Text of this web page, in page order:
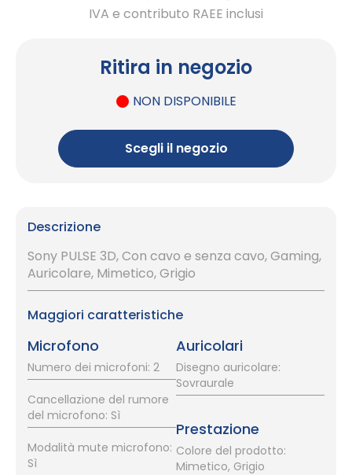
IVA e contributo RAEE inclusi
Ritira in negozio
NON DISPONIBILE
Scegli il negozio
Descrizione
Sony PULSE 3D, Con cavo e senza cavo, Gaming,
Auricolare, Mimetico, Grigio
Maggiori caratteristiche
Microfono
Numero dei microfoni: 2
Cancellazione del rumore
del microfono: Sì
Modalità mute microfono:
Sì
Auricolari
Disegno auricolare:
Sovraurale
Prestazione
Colore del prodotto:
Mimetico, Grigio